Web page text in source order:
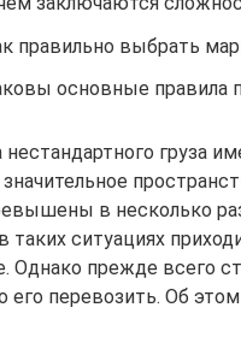
правильно выбрать
основные правила
груза
в несколько
таких ситуациях
Однако прежде всего
его перевозить. Об